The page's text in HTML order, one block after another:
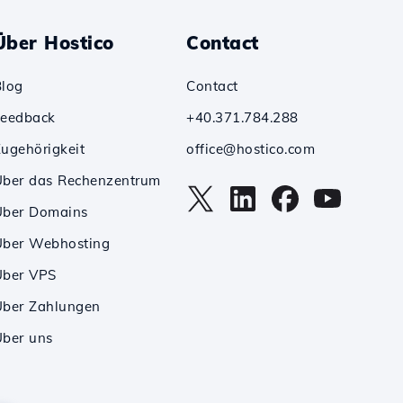
Hostico
das Rechenzentrum
Domains
Webhosting
VPS
Zahlungen
uns
Contact
Contact
+40.371.784.288
office@hostico.com